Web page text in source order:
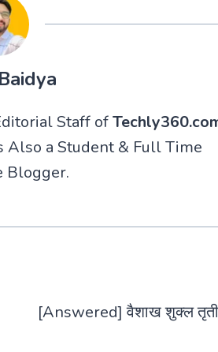
Staff of
Also a Student & Full Time
Blogger.
[Answered] वैशाख शुक्ल